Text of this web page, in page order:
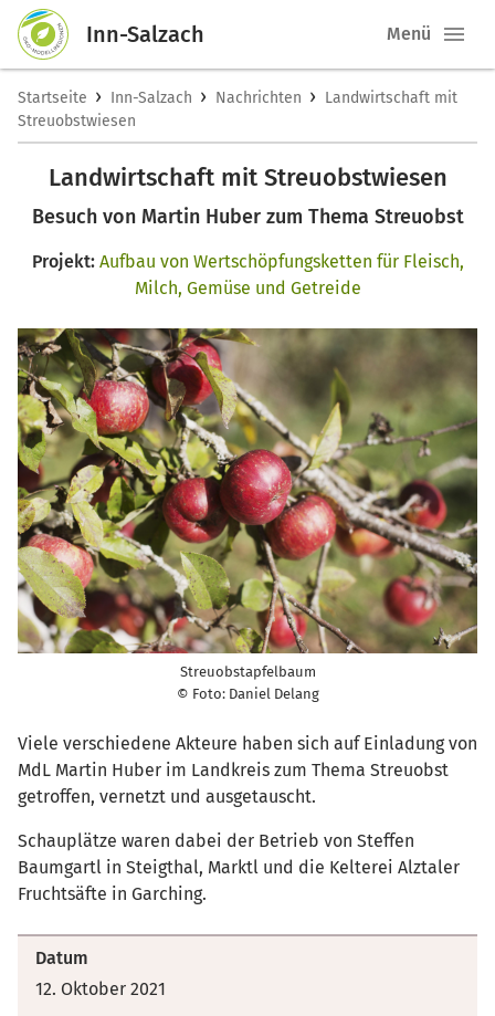
Inn-Salzach Menü
Startseite › Inn-Salzach › Nachrichten › Landwirtschaft mit
Streuobstwiesen
Landwirtschaft mit Streuobstwiesen
Besuch von Martin Huber zum Thema Streuobst
Projekt: Aufbau von Wertschöpfungsketten für Fleisch,
Milch, Gemüse und Getreide
Streuobstapfelbaum
© Foto: Daniel Delang
Viele verschiedene Akteure haben sich auf Einladung von
MdL Martin Huber im Landkreis zum Thema Streuobst
getroffen, vernetzt und ausgetauscht.
Schauplätze waren dabei der Betrieb von Steffen
Baumgartl in Steigthal, Marktl und die Kelterei Alztaler
Fruchtsäfte in Garching.
Datum
12. Oktober 2021